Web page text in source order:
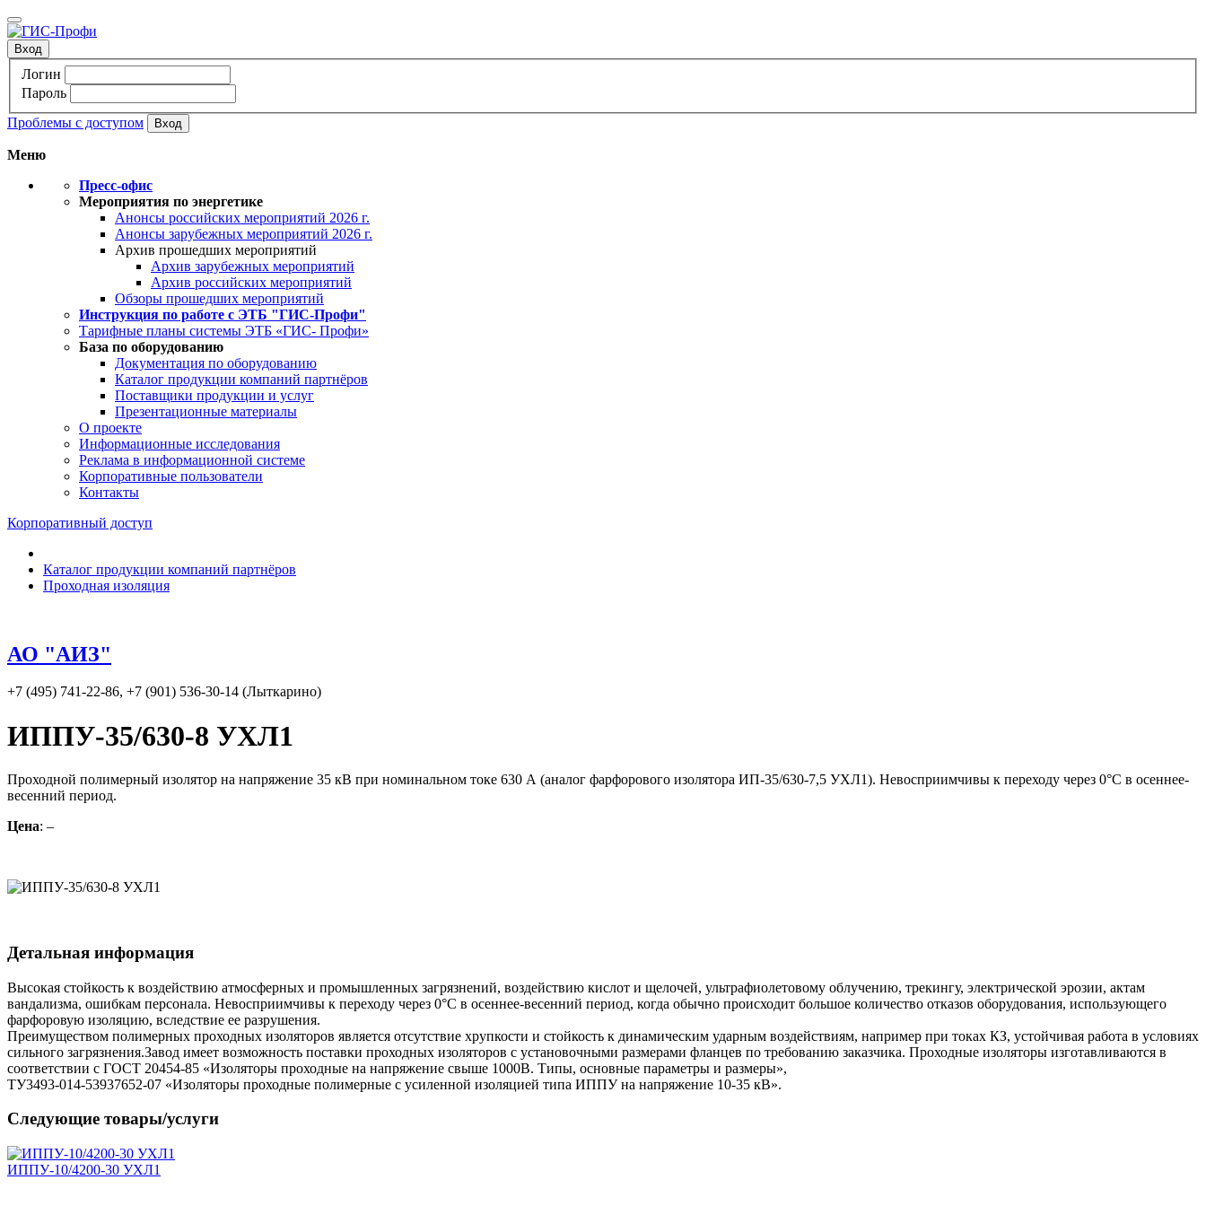
Вход
Логин
Пароль
Проблемы с доступом
Меню
Пресс-офис
Мероприятия по энергетике
Анонсы российских мероприятий 2026 г.
Анонсы зарубежных мероприятий 2026 г.
Архив прошедших мероприятий
Архив зарубежных мероприятий
Архив российских мероприятий
Обзоры прошедших мероприятий
Инструкция по работе с ЭТБ "ГИС-Профи"
Тарифные планы системы ЭТБ «ГИС- Профи»
База по оборудованию
Документация по оборудованию
Каталог продукции компаний партнёров
Поставщики продукции и услуг
Презентационные материалы
О проекте
Информационные исследования
Реклама в информационной системе
Корпоративные пользователи
Контакты
Корпоративный доступ
Каталог продукции компаний партнёров
Проходная изоляция
АО "АИЗ"
+7 (495) 741-22-86, +7 (901) 536-30-14 (Лыткарино)
ИППУ-35/630-8 УХЛ1
Проходной полимерный изолятор на напряжение 35 кВ при номинальном токе 630 А (аналог фарфорового изолятора ИП-35/630-7,5 УХЛ1). Невосприимчивы к переходу через 0°С в осеннее-
весенний период.
Цена: –
Детальная информация
Высокая стойкость к воздействию атмосферных и промышленных загрязнений, воздействию кислот и щелочей, ультрафиолетовому облучению, трекингу, электрической эрозии, актам
вандализма, ошибкам персонала. Невосприимчивы к переходу через 0°С в осеннее-весенний период, когда обычно происходит большое количество отказов оборудования, использующего
фарфоровую изоляцию, вследствие ее разрушения.
Преимуществом полимерных проходных изоляторов является отсутствие хрупкости и стойкость к динамическим ударным воздействиям, например при токах КЗ, устойчивая работа в условиях
сильного загрязнения.Завод имеет возможность поставки проходных изоляторов с установочными размерами фланцев по требованию заказчика. Проходные изоляторы изготавливаются в
соответствии с ГОСТ 20454-85 «Изоляторы проходные на напряжение свыше 1000В. Типы, основные параметры и размеры»,
ТУ3493-014-53937652-07 «Изоляторы проходные полимерные с усиленной изоляцией типа ИППУ на напряжение 10-35 кВ».
Следующие товары/услуги
ИППУ-10/4200-30 УХЛ1